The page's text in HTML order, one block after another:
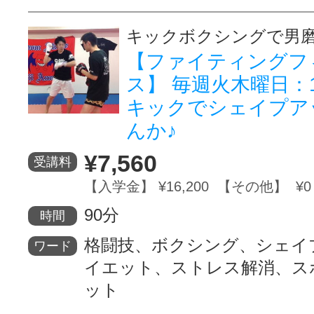
キックボクシングで男
【ファイティング
ス】 毎週火木曜日
キックでシェイプ
んか♪
受講料 ¥7,560
【入学金】 ¥16,200 【その他】 ¥0
時間 90分
ワード
格闘技、ボクシング、シェ
イエット、ストレス解消、
ット